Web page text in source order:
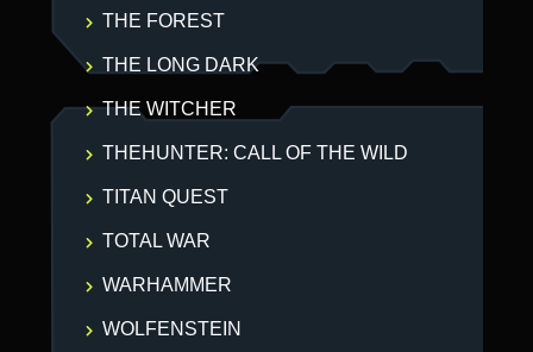
THE FOREST
THE LONG DARK
THE WITCHER
THEHUNTER: CALL OF THE WILD
TITAN QUEST
TOTAL WAR
WARHAMMER
WOLFENSTEIN